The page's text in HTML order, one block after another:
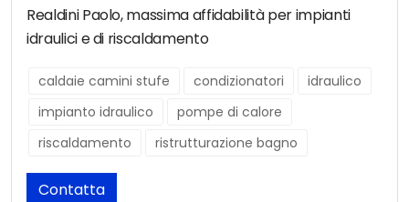
Realdini Paolo, massima affidabilità per impianti
idraulici e di riscaldamento
caldaie camini stufe condizionatori
idraulico
impianto idraulico
pompe di calore
riscaldamento
ristrutturazione bagno
Contatta